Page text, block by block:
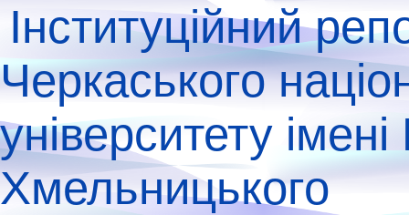
Інституційний
Черкаського
університету
Хмельницького